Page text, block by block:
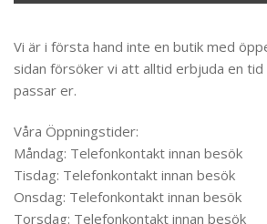
Vi är i första hand inte en butik med
sidan försöker vi att alltid erbjuda en
passar er.
Våra Öppningstider:
Måndag: Telefonkontakt innan besök
Tisdag: Telefonkontakt innan besök
Onsdag: Telefonkontakt innan besök
Torsdag: Telefonkontakt innan besök